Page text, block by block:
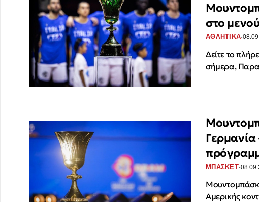
στο μενού
ΑΘΛΗΤΙΚΑ·
Δείτε το
σήμερα,
Γερμανία
ΜΠΑΣΚΕΤ·
Αμερικής